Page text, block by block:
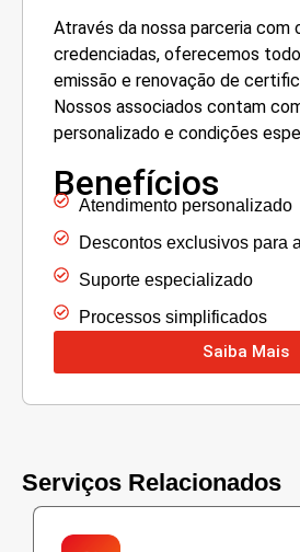
Através da nossa parceria com
credenciadas, oferecemos
emissão e renovação de
Nossos associados contam
personalizado e condições
Benefícios
Atendimento personalizado
Descontos exclusivos para
Suporte especializado
Processos simplificados
Saiba Mais
Serviços Relacionados